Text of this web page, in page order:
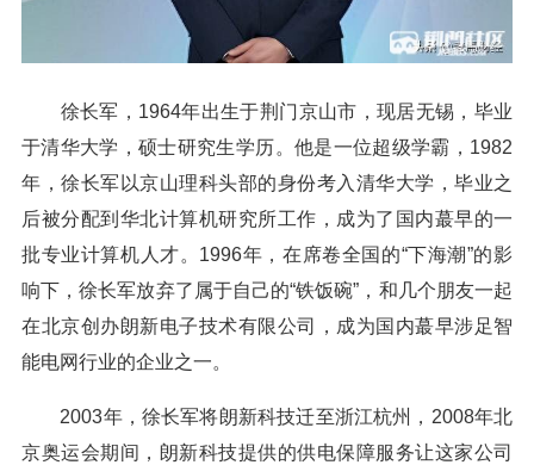
徐长军，1964年出生于荆门京山市，现居无锡，毕业
于清华大学，硕士研究生学历。他是一位超级学霸，1982
年，徐长军以京山理科头部的身份考入清华大学，毕业之
后被分配到华北计算机研究所工作，成为了国内蕞早的一
批专业计算机人才。1996年，在席卷全国的“下海潮”的影
响下，徐长军放弃了属于自己的“铁饭碗”，和几个朋友一起
在北京创办朗新电子技术有限公司，成为国内蕞早涉足智
能电网行业的企业之一。
2003年，徐长军将朗新科技迁至浙江杭州，2008年北
京奥运会期间，朗新科技提供的供电保障服务让这家公司